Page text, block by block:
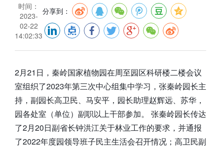
时间：
2023-
02-22
14:02:33
分享到：
2月21日，秦岭国家植物园在周至园区科研楼二楼会议
室组织了2023年第三次中心组集中学习，张秦岭园长主
持，副园长高卫民、马安平，园长助理赵辉远、苏华，
园各处室（单位）副职以上干部参加。 张秦岭园长传达
了2月20日副省长钟洪江关于林业工作的要求，并通报
了2022年度园领导班子民主生活会召开情况；高卫民副